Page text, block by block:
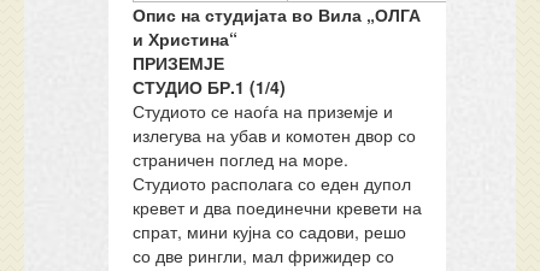
Опис на студијата во Вила „ОЛГА
и Христина“
ПРИЗЕМЈЕ
СТУДИО БР.1 (1/4)
Студиото се наоѓа на приземје и
излегува на убав и комотен двор со
страничен поглед на море.
Студиото располага со еден дупол
кревет и два поединечни кревети на
спрат, мини кујна со садови, решо
со две рингли, мал фрижидер со